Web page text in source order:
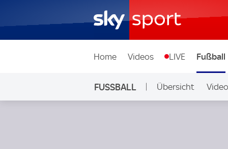
Home Videos LIVE Fußball
FUSSBALL Übersicht